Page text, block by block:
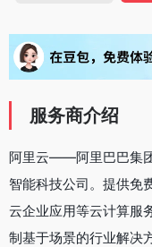
服务商介绍
阿里云——阿里巴巴集
智能科技公司。提供免
云企业应用等云计算服
制基于场景的行业解决